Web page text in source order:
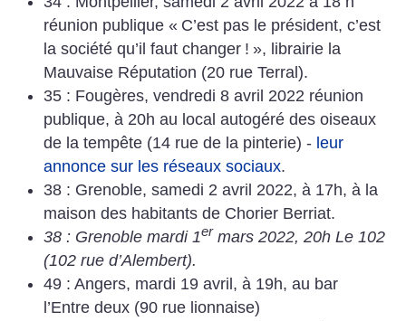
réunion publique « C’est pas le président, c’est
la société qu’il faut changer ! », librairie la
Mauvaise Réputation (20 rue Terral).
35 : Fougères, vendredi 8 avril 2022 réunion
publique, à 20h au local autogéré des oiseaux
de la tempête (14 rue de la pinterie) - leur
annonce sur les réseaux sociaux.
38 : Grenoble, samedi 2 avril 2022, à 17h, à la
maison des habitants de Chorier Berriat.
38 : Grenoble mardi 1er mars 2022, 20h Le 102
(102 rue d’Alembert).
49 : Angers, mardi 19 avril, à 19h, au bar
l’Entre deux (90 rue lionnaise)